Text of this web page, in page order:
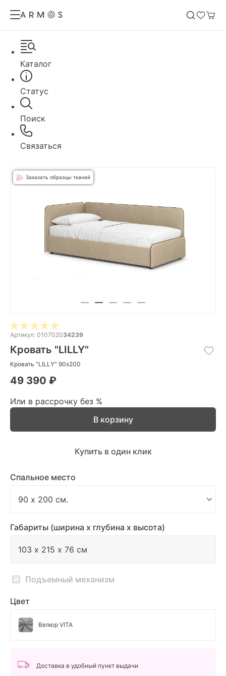
Каталог
Статус
Поиск
Связаться
Заказать образцы тканей
Артикул: 010702034239
Кровать "LILLY"
Кровать "LILLY" 90х200
49 390 ₽
Или в рассрочку без %
Спальное место
Габариты (ширина х глубина х высота)
Подъемный механизм
Цвет
Велюр VITA
В корзину
Купить в один клик
Доставка в удобный пункт выдачи